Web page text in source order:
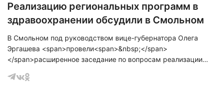
Реализацию региональных программ в
здравоохранении обсудили в Смольном
В Смольном под руководством вице-губернатора Олега
Эргашева <span>провели<span>&nbsp;</span>
</span>расширенное заседание по вопросам реализации
здравоохранения, проведения прививочной кампании в